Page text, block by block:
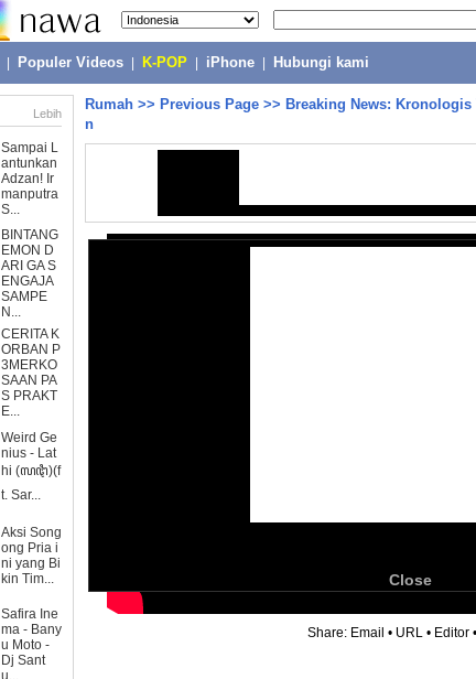
Populer Videos K-POP iPhone Hubungi kami
Lebih
Sampai L
antunkan
Adzan! Ir
manputra
S...
BINTANG
EMON D
ARI GA S
ENGAJA
SAMPE
N...
CERITA K
ORBAN P
3MERKO
SAAN PA
S PRAKT
E...
Weird Ge
nius - Lat
hi (ꦭꦛꦶ)(f
t. Sar...
Aksi Song
ong Pria i
ni yang Bi
kin Tim...
Safira Ine
ma - Bany
u Moto -
Dj Sant
u...
Rumah >> Previous Page >> Breaking News:
n
Close
Share: Email • URL • Editor •